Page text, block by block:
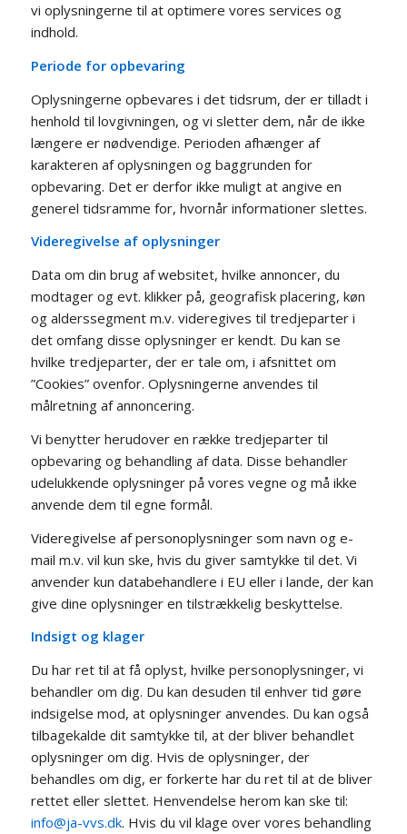
vi oplysningerne til at optimere vores services og
indhold.
Periode for opbevaring
Oplysningerne opbevares i det tidsrum, der er tilladt i
henhold til lovgivningen, og vi sletter dem, når de ikke
længere er nødvendige. Perioden afhænger af
karakteren af oplysningen og baggrunden for
opbevaring. Det er derfor ikke muligt at angive en
generel tidsramme for, hvornår informationer slettes.
Videregivelse af oplysninger
Data om din brug af websitet, hvilke annoncer, du
modtager og evt. klikker på, geografisk placering, køn
og alderssegment m.v. videregives til tredjeparter i
det omfang disse oplysninger er kendt. Du kan se
hvilke tredjeparter, der er tale om, i afsnittet om
”Cookies” ovenfor. Oplysningerne anvendes til
målretning af annoncering.
Vi benytter herudover en række tredjeparter til
opbevaring og behandling af data. Disse behandler
udelukkende oplysninger på vores vegne og må ikke
anvende dem til egne formål.
Videregivelse af personoplysninger som navn og e-
mail m.v. vil kun ske, hvis du giver samtykke til det. Vi
anvender kun databehandlere i EU eller i lande, der kan
give dine oplysninger en tilstrækkelig beskyttelse.
Indsigt og klager
Du har ret til at få oplyst, hvilke personoplysninger, vi
behandler om dig. Du kan desuden til enhver tid gøre
indsigelse mod, at oplysninger anvendes. Du kan også
tilbagekalde dit samtykke til, at der bliver behandlet
oplysninger om dig. Hvis de oplysninger, der
behandles om dig, er forkerte har du ret til at de bliver
rettet eller slettet. Henvendelse herom kan ske til:
info@ja-vvs.dk. Hvis du vil klage over vores behandling